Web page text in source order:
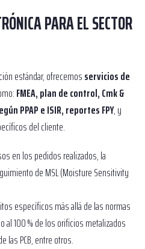
PARA EL SECTOR
estándar, ofrecemosservicios de
FMEA, plan de control, Cmk &
PPAP e ISIR, reportes FPY, y
del cliente.
en los pedidos realizados, la
de MSL (Moisture Sensitivity
específicos más allá de las normas
al 100 % de los orificios metalizados
las PCB, entre otros.